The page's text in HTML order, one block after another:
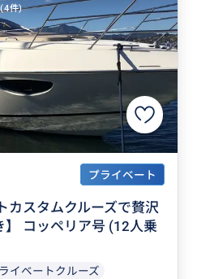
プライベート
カスタムクルーズで贅沢
コッペリア号 (12人乗
イベートクルーズ
(4件)